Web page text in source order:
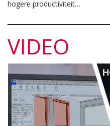
hogere productiviteit…
VIDEO